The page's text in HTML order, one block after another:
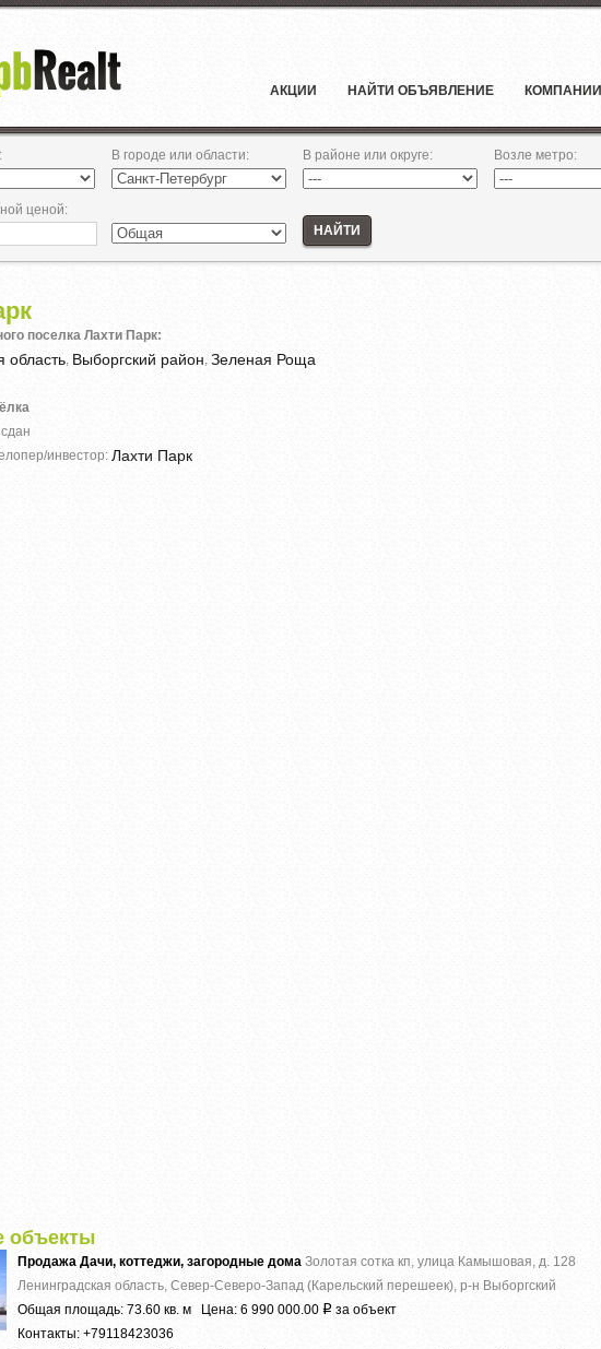
АКЦИИ НАЙТИ ОБЪЯВЛЕНИЕ КОМПАНИИ
: В городе или области: В районе или округе: Возле метро:
ценой:
НАЙТИ
поселка Лахти Парк:
область, Выборгский район, Зеленая Роща
инвестор: Лахти Парк
объекты
Продажа Дачи, коттеджи, загородные дома Золотая сотка кп, улица Камышовая, д. 128
Ленинградская область, Север-Северо-Запад (Карельский перешеек), р-н Выборгский
Общая площадь: 73.60 кв. м Цена: 6 990 000.00 Р за объект
Контакты: +79118423036